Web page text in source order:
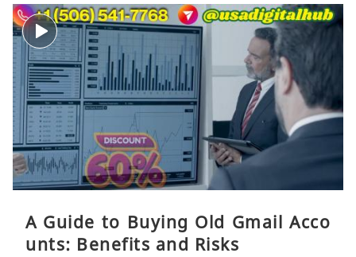
A Guide to Buying Old Gmail Acco
unts: Benefits and Risks